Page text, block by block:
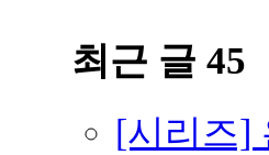
최근 글 45
[시리즈]